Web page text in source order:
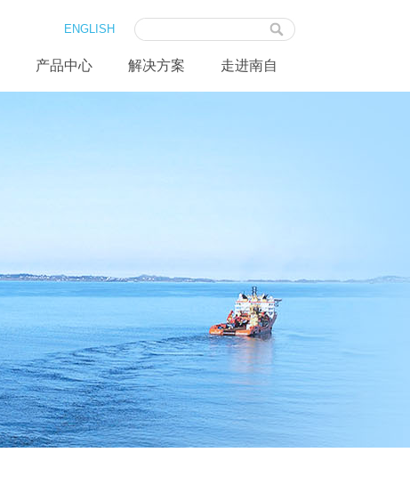
ENGLISH
产品中心 解决方案 走进南自